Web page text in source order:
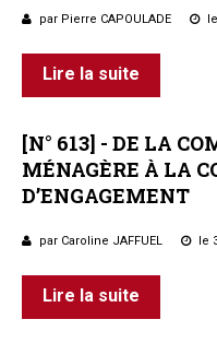
par Pierre CAPOULADE
Lire la suite
[N° 613] - DE LA
MÉNAGÈRE À LA
D’ENGAGEMENT
par Caroline JAFFUEL le
Lire la suite